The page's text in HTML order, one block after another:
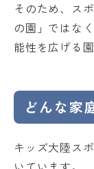
そのため、ス
の園」ではな
能性を広げる
どんな家
キッズ大陸ス